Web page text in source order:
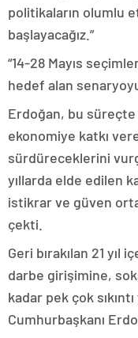
politikaların olumlu
başlayacağız.”
“14-28 Mayıs
hedef alan
Erdoğan, bu
ekonomiye katkı
sürdüreceklerini
yıllarda elde edilen
istikrar ve güven
çekti.
Geri bırakılan 21 yıl
darbe girişimine,
kadar pek çok sıkıntı
Cumhurbaşkanı